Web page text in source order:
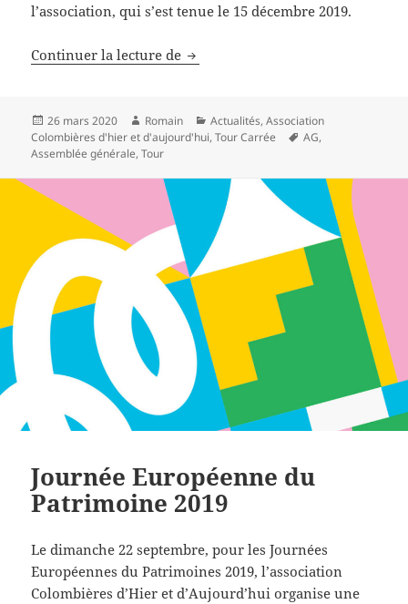
l’association, qui s’est tenue le 15 décembre 2019.
Continuer la lecture de Assemblée Générale du 15
Publié
le
26 mars 2020 Auteur
Romain Catégories
Actualités,Association
Colombières d'hier et d'aujourd'hui,Tour Carrée
Mots-
AG,
Assemblée générale,Tour
Journée Européenne du
Patrimoine 2019
Le dimanche 22 septembre, pour les Journées
Européennes du Patrimoines 2019, l’association
Colombières d’Hier et d’Aujourd’hui organise une